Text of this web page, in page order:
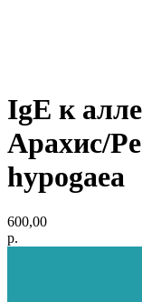
IgE к
Арахис/
hypogaea
600,00
р.